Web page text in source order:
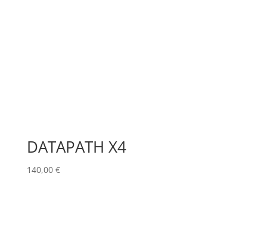
DATAPATH X4
140,00 €